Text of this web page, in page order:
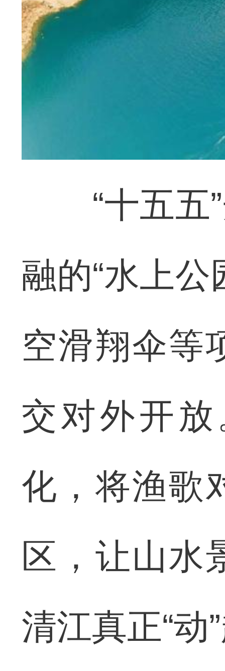
“十五五”
融的“水上
空滑翔伞等
交对外开
化，将渔歌
区，让山水
清江真正“动